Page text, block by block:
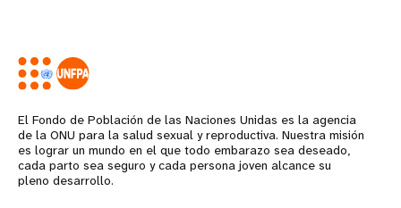
El Fondo de Población de las Naciones Unidas es la agencia
de la ONU para la salud sexual y reproductiva. Nuestra misión
es lograr un mundo en el que todo embarazo sea deseado,
cada parto sea seguro y cada persona joven alcance su
pleno desarrollo.